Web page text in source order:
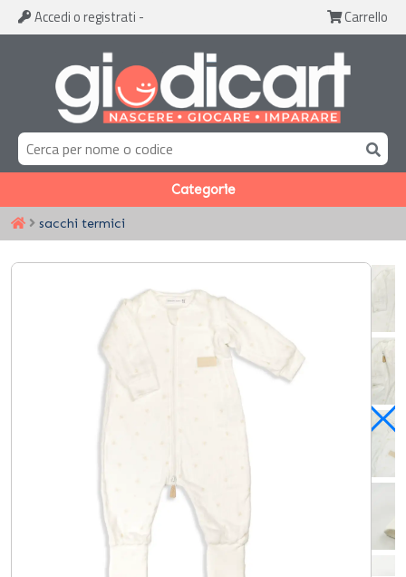
Accedi o registrati - Carrello
Categorie
sacchi termici